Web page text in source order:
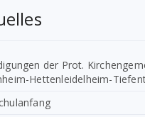
der Prot.
Hettenleidelheim-